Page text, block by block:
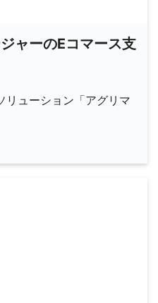
ャーのEコマース支
ューション「アグリマ